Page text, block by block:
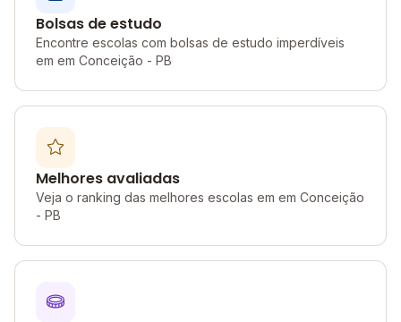
Bolsas de estudo
Encontre escolas com bolsas de estudo imperdíveis
em em Conceição - PB
Melhores avaliadas
Veja o ranking das melhores escolas em em Conceição
- PB